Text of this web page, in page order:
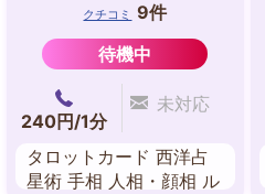
クチコミ
9件
待機中
240円/1分
未対応
タロットカード 西洋占
星術 手相 人相・顔相 ル